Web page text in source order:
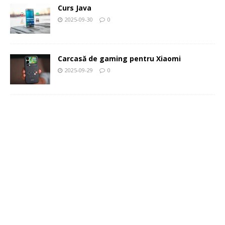
Curs Java
2025-09-30 0
Carcasă de gaming pentru Xiaomi
2025-09-29 0